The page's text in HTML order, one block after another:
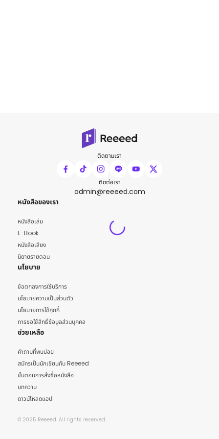
ติดตามเรา
ติดต่อเรา
admin@reeeed.com
หนังสือของเรา
หนังสือเล่ม
E-Book
หนังสือเสียง
นิยายรายตอน
นโยบาย
ข้อตกลงการใช้บริการ
นโยบายความเป็นส่วนตัว
นโยบายการใช้คุกกี้
การขอใช้สิทธิ์ข้อมูลส่วนบุคคล
ช่วยเหลือ
คำถามที่พบบ่อย
สมัครเป็นนักเขียนกับ Reeeed
ขั้นตอนการสั่งซื้อหนังสือ
บทความ
ดาวน์โหลดแอป
© 2025 Reeeed. All rights reserved.